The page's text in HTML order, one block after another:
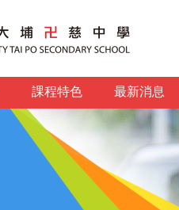
課程特色 最新消息